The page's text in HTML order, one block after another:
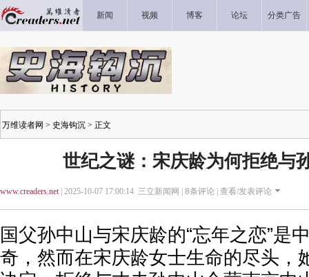
新闻 视频 博客 论坛 分类广告
万维读者网 > 史海钩沉 > 正文
世纪之谜：宋庆龄为何拒绝与
www.creaders.net| 2025-10-07 17:00:14 三立新闻网 | 8条评论 | 查看/发表评论
国父孙中山与宋庆龄的“忘年之恋”是
奇，然而在宋庆龄女士生命的尽头，